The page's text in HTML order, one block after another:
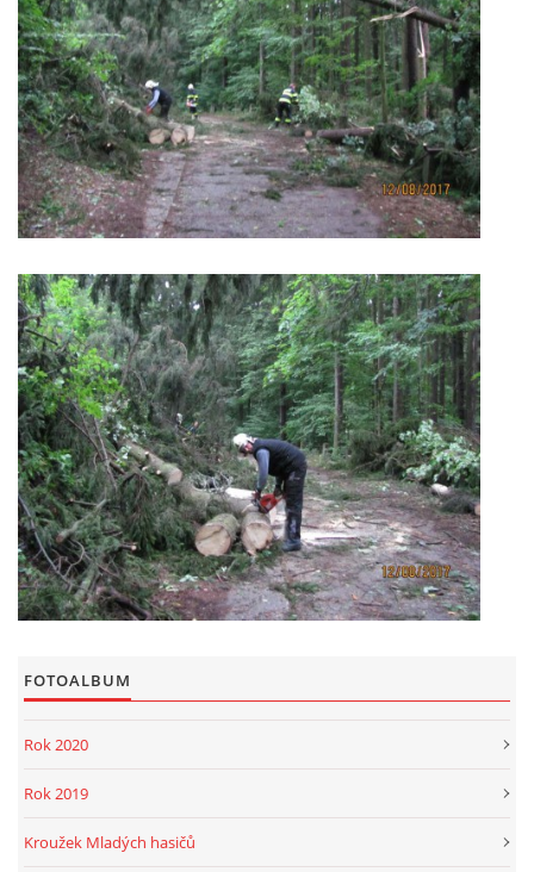
FOTOALBUM
Rok 2020
Rok 2019
Kroužek Mladých hasičů